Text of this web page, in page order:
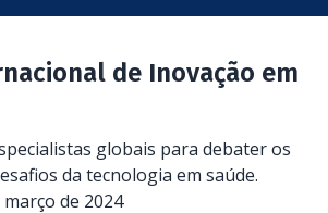
de Inovação em
globais para debater os
da tecnologia em saúde.
março de 2024